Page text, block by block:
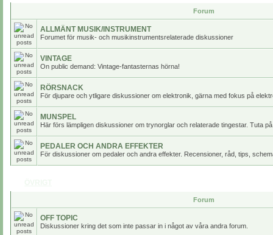
Forum
ALLMÄNT MUSIK/INSTRUMENT
Forumet för musik- och musikinstrumentsrelaterade diskussioner
VINTAGE
On public demand: Vintage-fantasternas hörna!
RÖRSNACK
För djupare och ytligare diskussioner om elektronik, gärna med fokus på
MUNSPEL
Här förs lämpligen diskussioner om trynorglar och relaterade tingestar. Tuta
PEDALER OCH ANDRA EFFEKTER
För diskussioner om pedaler och andra effekter. Recensioner, råd, tips,
Forum
OFF TOPIC
Diskussioner kring det som inte passar in i något av våra andra forum.